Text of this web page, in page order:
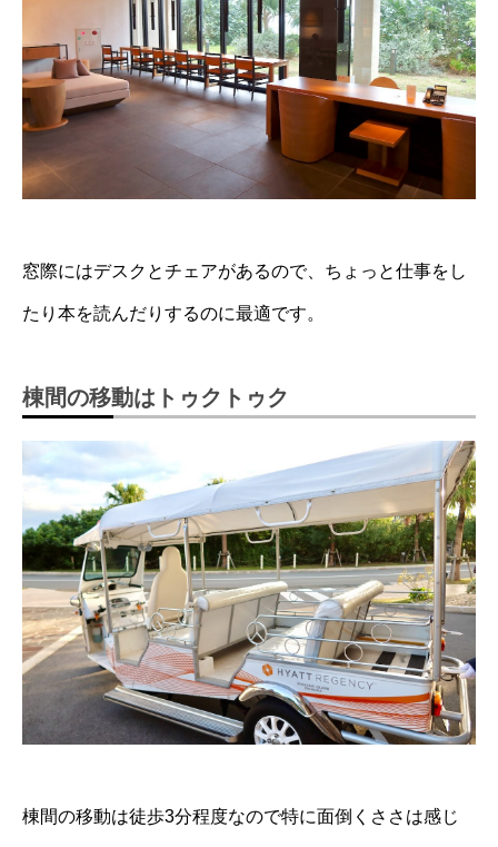
窓際にはデスクとチェアがあるので、ちょっと仕事をし
たり本を読んだりするのに最適です。
棟間の移動はトゥクトゥク
棟間の移動は徒歩3分程度なので特に面倒くささは感じ